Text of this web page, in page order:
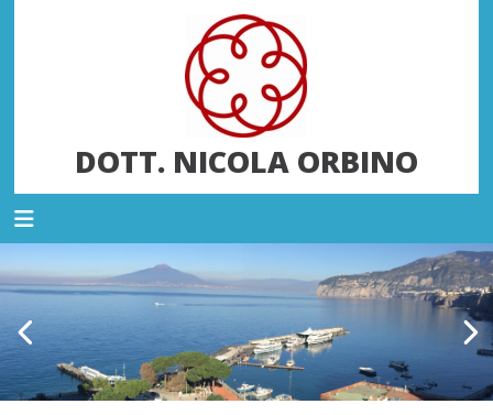
DOTT. NICOLA ORBINO